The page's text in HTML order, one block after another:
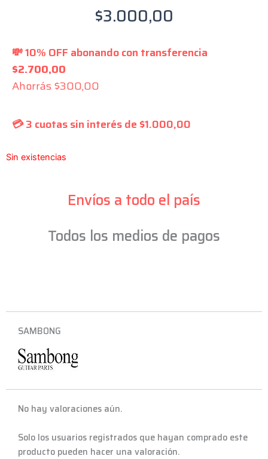
$3.000,00
💸 10% OFF abonando con transferencia
$2.700,00
Ahorrás $300,00
💳 3 cuotas sin interés de $1.000,00
Sin existencias
Envíos a todo el país
Todos los medios de pagos
SAMBONG
No hay valoraciones aún.
Solo los usuarios registrados que hayan comprado este
producto pueden hacer una valoración.